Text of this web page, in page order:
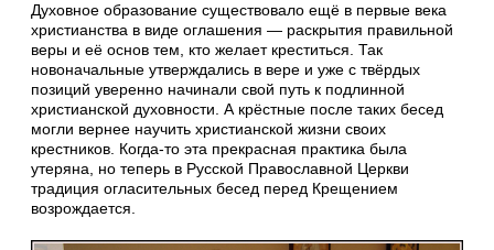
Духовное образование существовало ещё в первые века
христианства в виде оглашения — раскрытия правильной
веры и её основ тем, кто желает креститься. Так
новоначальные утверждались в вере и уже с твёрдых
позиций уверенно начинали свой путь к подлинной
христианской духовности. А крёстные после таких бесед
могли вернее научить христианской жизни своих
крестников. Когда-то эта прекрасная практика была
утеряна, но теперь в Русской Православной Церкви
традиция огласительных бесед перед Крещением
возрождается.